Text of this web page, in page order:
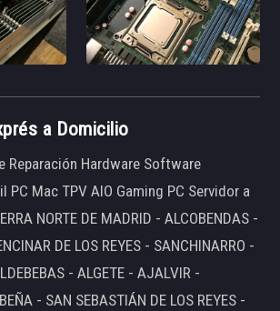
a Domicilio
Reparación Hardware Software
PC Mac TPV AIO Gaming PC Servidor a
NORTE DE MADRID - ALCOBENDAS -
DE LOS REYES - SANCHINARRO -
- ALGETE - AJALVIR -
- SAN SEBASTIÁN DE LOS REYES -